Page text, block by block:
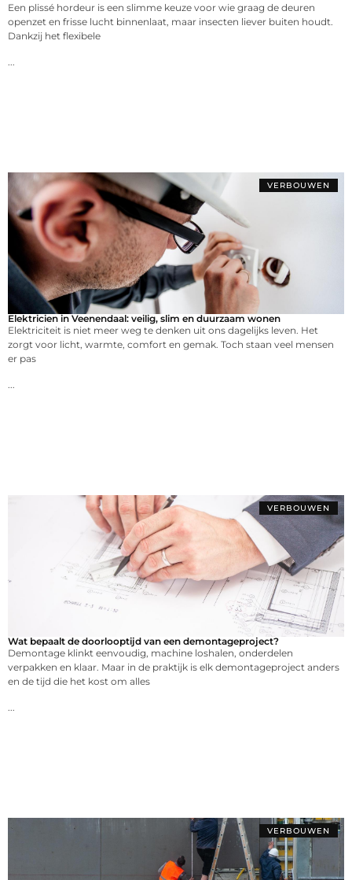
Een plissé hordeur is een slimme keuze voor wie graag de deuren
openzet en frisse lucht binnenlaat, maar insecten liever buiten houdt.
Dankzij het flexibele
VERBOUWEN
Elektricien in Veenendaal: veilig, slim en duurzaam wonen
Elektriciteit is niet meer weg te denken uit ons dagelijks leven. Het
zorgt voor licht, warmte, comfort en gemak. Toch staan veel mensen
er pas
VERBOUWEN
Wat bepaalt de doorlooptijd van een demontageproject?
Demontage klinkt eenvoudig, machine loshalen, onderdelen
verpakken en klaar. Maar in de praktijk is elk demontageproject anders
en de tijd die het kost om alles
VERBOUWEN